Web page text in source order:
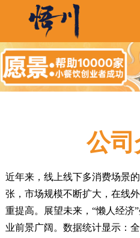
首页
关于悟川
悟川美食
悟川资讯
加入我们
公
近年来，线上线下多消费场景
张，市场规模不断扩大，在线
重提高。展望未来，“懒人经济
业前景广阔。数据统计显示：